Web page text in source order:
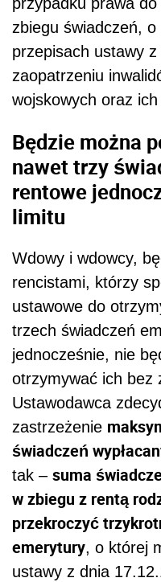
zbiegu świadczeń,
przepisach ustawy
zaopatrzeniu
wojskowych oraz
Będzie można
nawet trzy
rentowe
limitu
Wdowy i wdowcy,
rencistami, którzy
ustawowe do
trzech świadczeń
jednocześnie, nie
otrzymywać ich bez
Ustawodawca
zastrzeżenie
świadczeń
tak – suma
w zbiegu z rentą
przekroczyć
emerytury, o której
ustawy z dnia